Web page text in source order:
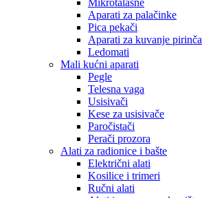
Mikrotalasne
Aparati za palačinke
Pica pekači
Aparati za kuvanje pirinča
Ledomati
Mali kućni aparati
Pegle
Telesna vaga
Usisivači
Kese za usisivače
Paročistači
Perači prozora
Alati za radionice i bašte
Električni alati
Kosilice i trimeri
Ručni alati